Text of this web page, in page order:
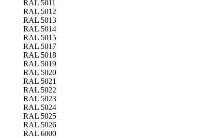
RAL 5011
RAL 5012
RAL 5013
RAL 5014
RAL 5015
RAL 5017
RAL 5018
RAL 5019
RAL 5020
RAL 5021
RAL 5022
RAL 5023
RAL 5024
RAL 5025
RAL 5026
RAL 6000